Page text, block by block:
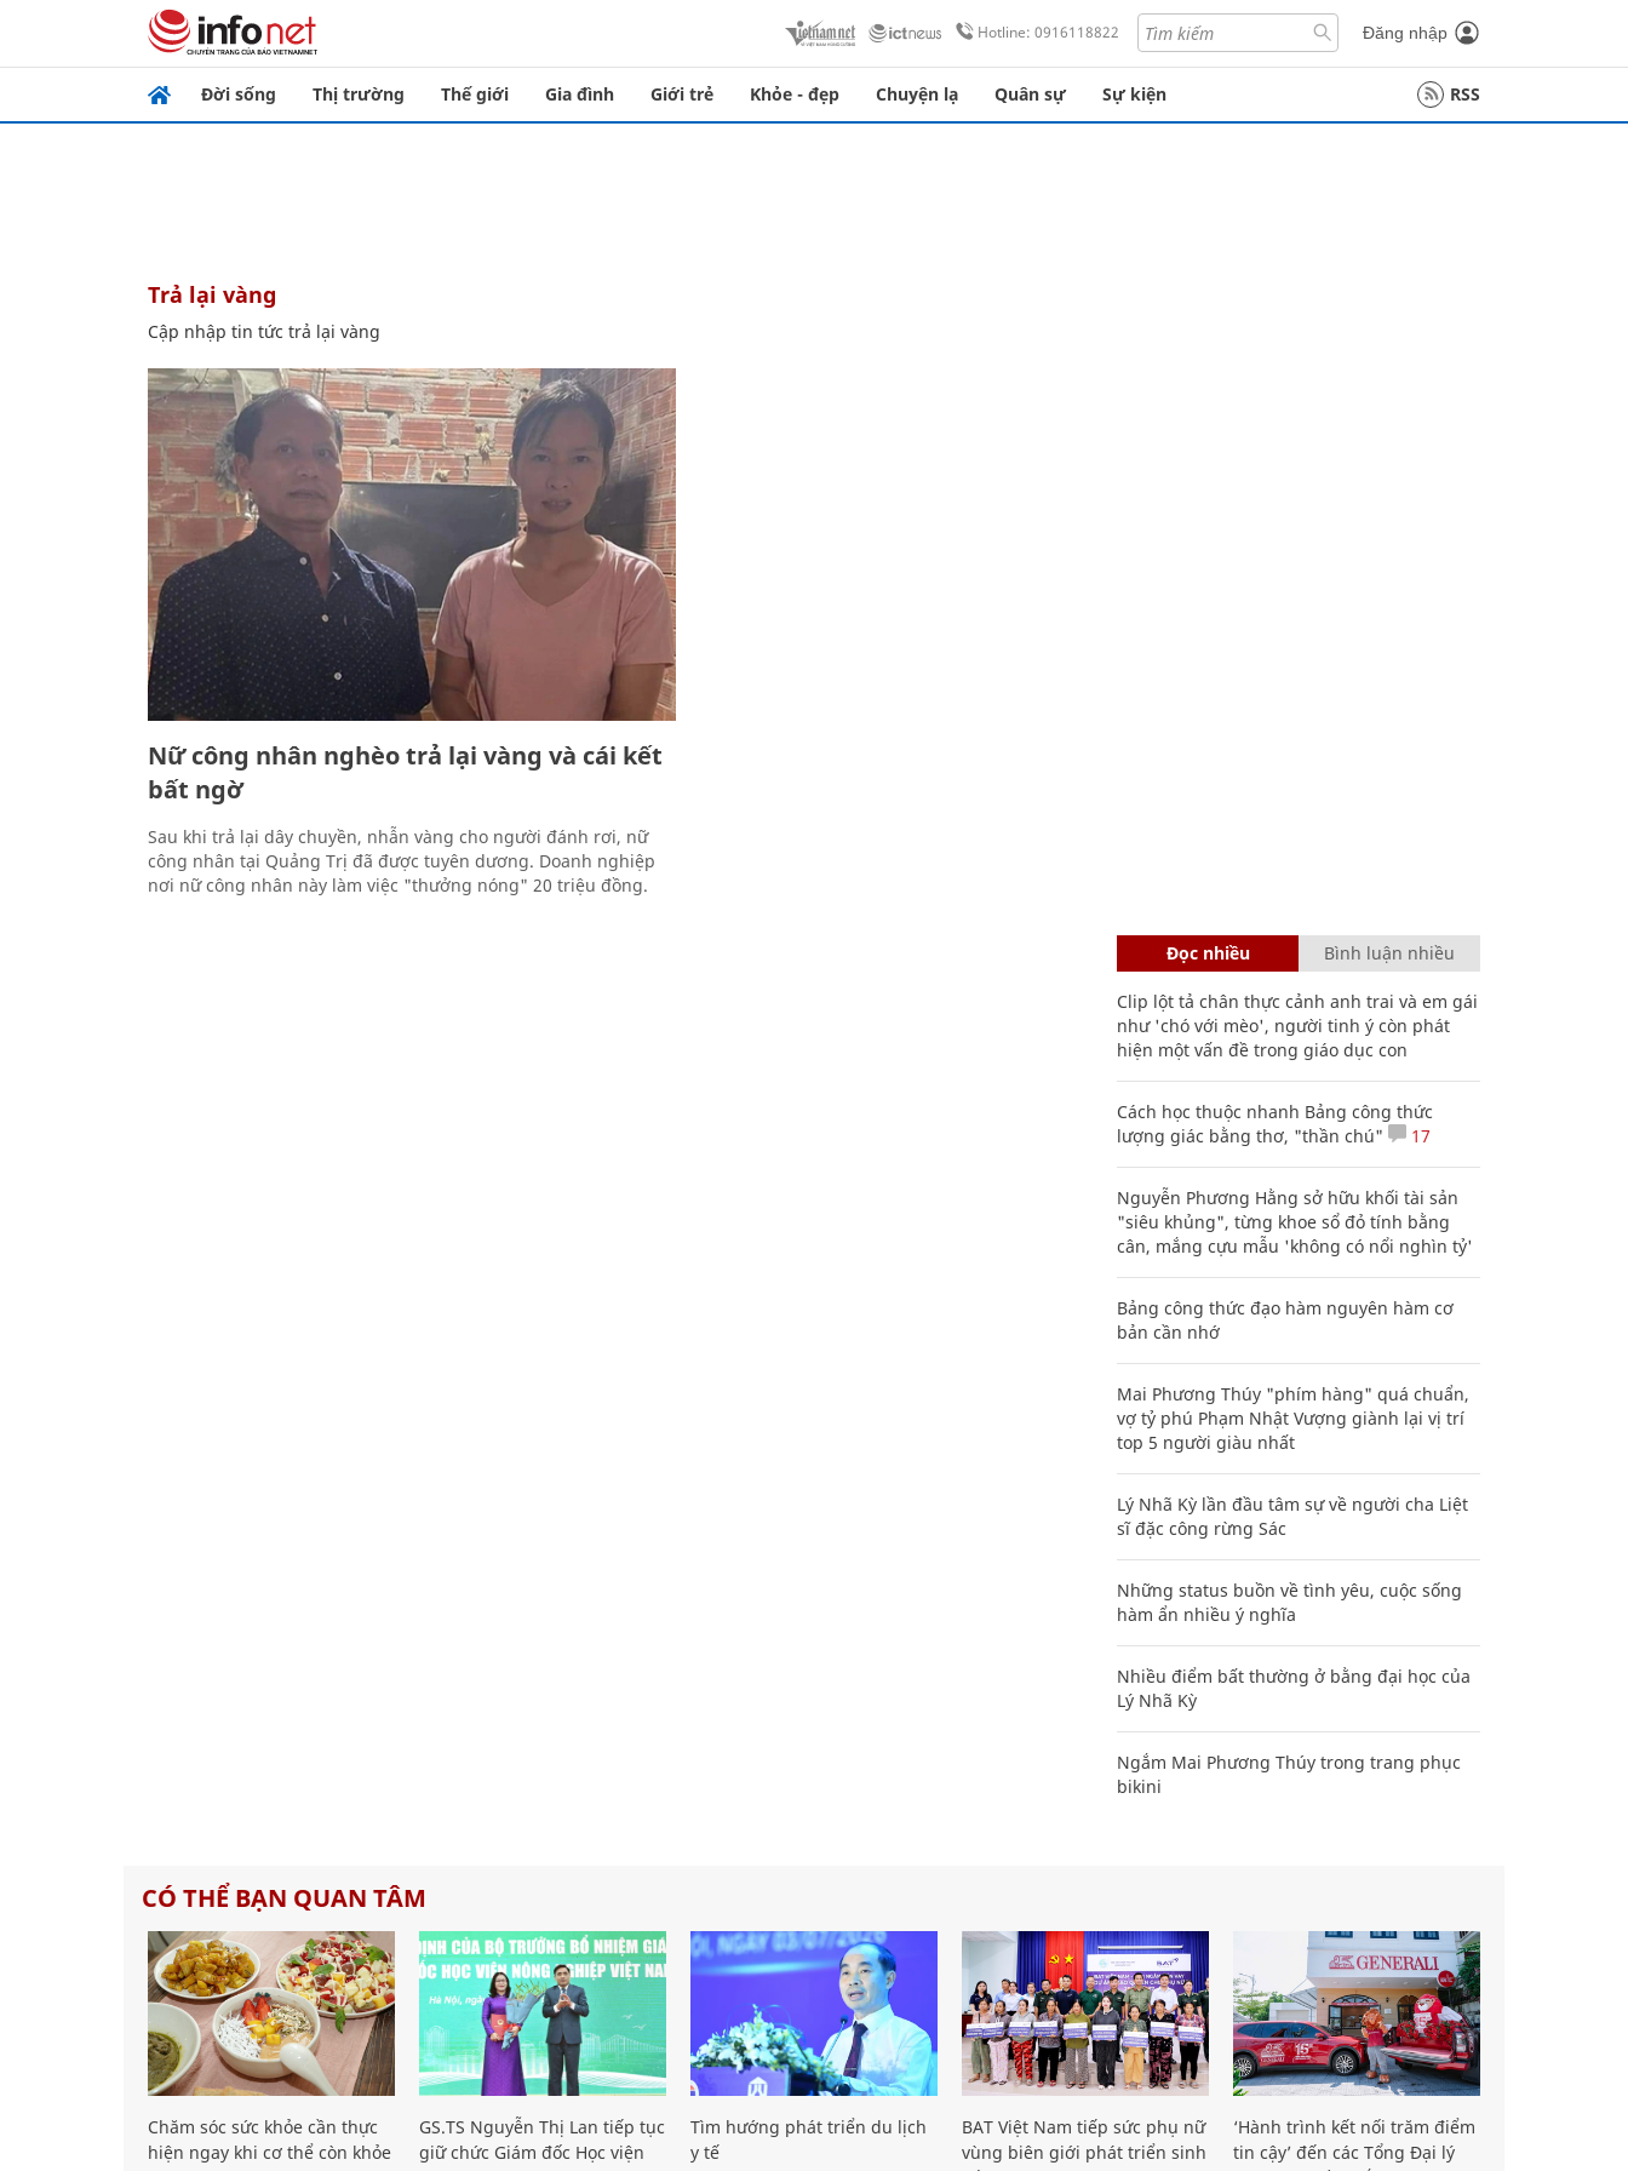
Hotline: 0916118822 Đăng nhập
Đời sống Thị trường Thế giới Gia đình Giới trẻ Khỏe - đẹp Chuyện lạ Quân sự Sự kiện RSS
trả lại vàng
Cập nhập tin tức trả lại vàng
Nữ công nhân nghèo trả lại vàng và cái kết
bất ngờ
Sau khi trả lại dây chuyền, nhẫn vàng cho người đánh rơi, nữ
công nhân tại Quảng Trị đã được tuyên dương. Doanh nghiệp
nơi nữ công nhân này làm việc "thưởng nóng" 20 triệu đồng.
Đọc nhiều Bình luận nhiều
Clip lột tả chân thực cảnh anh trai và em gái
như 'chó với mèo', người tinh ý còn phát
hiện một vấn đề trong giáo dục con
Cách học thuộc nhanh Bảng công thức
lượng giác bằng thơ, "thần chú"
17
Nguyễn Phương Hằng sở hữu khối tài sản
"siêu khủng", từng khoe sổ đỏ tính bằng
cân, mắng cựu mẫu 'không có nổi nghìn tỷ'
Bảng công thức đạo hàm nguyên hàm cơ
bản cần nhớ
Mai Phương Thúy "phím hàng" quá chuẩn,
vợ tỷ phú Phạm Nhật Vượng giành lại vị trí
top 5 người giàu nhất
Lý Nhã Kỳ lần đầu tâm sự về người cha Liệt
sĩ đặc công rừng Sác
Những status buồn về tình yêu, cuộc sống
hàm ẩn nhiều ý nghĩa
Nhiều điểm bất thường ở bằng đại học của
Lý Nhã Kỳ
Ngắm Mai Phương Thúy trong trang phục
bikini
CÓ THỂ BẠN QUAN TÂM
Chăm sóc sức khỏe cần thực
hiện ngay khi cơ thể còn khỏe
GS.TS Nguyễn Thị Lan tiếp tục
giữ chức Giám đốc Học viện
Tìm hướng phát triển du lịch
y tế
BAT Việt Nam tiếp sức phụ nữ
vùng biên giới phát triển sinh
‘Hành trình kết nối trăm điểm
tin cậy’ đến các Tổng Đại lý